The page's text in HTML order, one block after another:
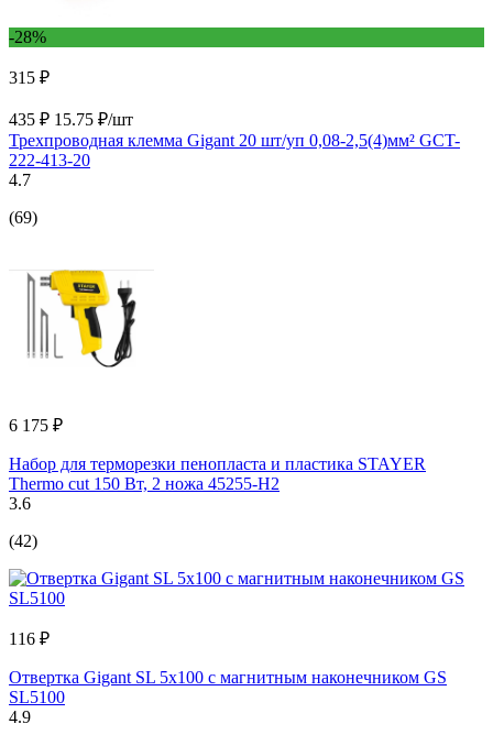
-28%
315 ₽
435 ₽ 15.75 ₽/шт
Трехпроводная клемма Gigant 20 шт/уп 0,08-2,5(4)мм² GCT-
222-413-20
4.7
(69)
6 175 ₽
Набор для терморезки пенопласта и пластика STAYER
Thermo cut 150 Вт, 2 ножа 45255-H2
3.6
(42)
116 ₽
Отвертка Gigant SL 5x100 с магнитным наконечником GS
SL5100
4.9